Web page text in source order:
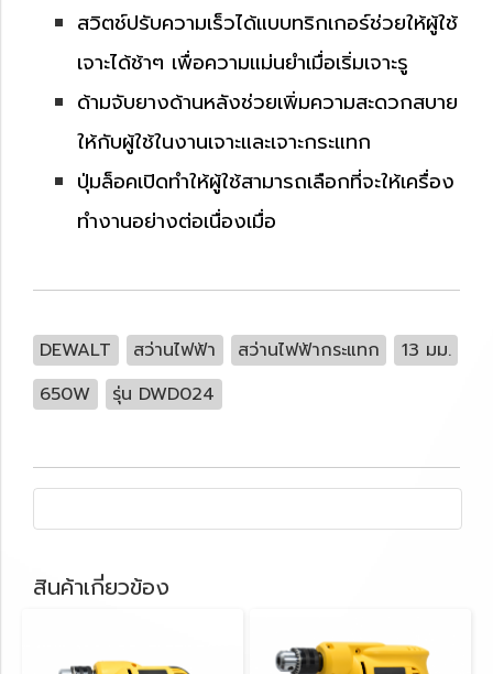
สวิตช์ปรับความเร็วได้แบบทริกเกอร์ช่วยให้ผู้ใช้
เจาะได้ช้าๆ เพื่อความแม่นยำเมื่อเริ่มเจาะรู
ด้ามจับยางด้านหลังช่วยเพิ่มความสะดวกสบาย
ให้กับผู้ใช้ในงานเจาะและเจาะกระแทก
ปุ่มล็อคเปิดทำให้ผู้ใช้สามารถเลือกที่จะให้เครื่อง
ทำงานอย่างต่อเนื่องเมื่อ
DEWALT สว่านไฟฟ้า สว่านไฟฟ้ากระแทก
13 มม.
650W
รุ่น DWD024
สินค้าเกี่ยวข้อง